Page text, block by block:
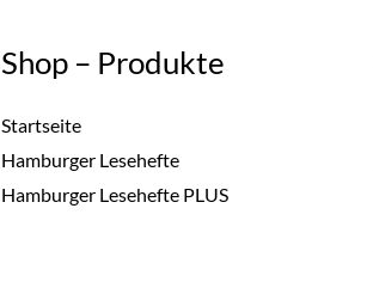
Shop – Produkte
Startseite
Hamburger Lesehefte
Hamburger Lesehefte PLUS